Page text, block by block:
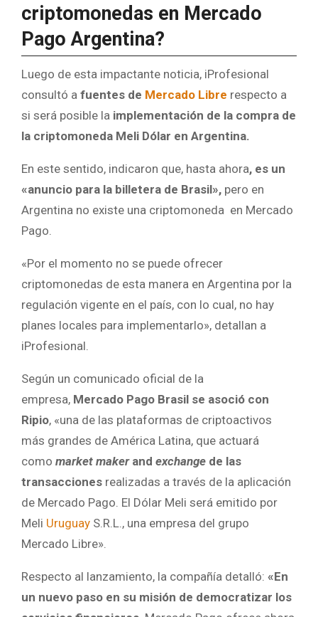
criptomonedas en Mercado
Pago Argentina?
Luego de esta impactante noticia, iProfesional
consultó a fuentes de Mercado Libre respecto a
si será posible la implementación de la compra de
la criptomoneda Meli Dólar en Argentina.
En este sentido, indicaron que, hasta ahora, es un
«anuncio para la billetera de Brasil», pero en
Argentina no existe una criptomoneda en Mercado
Pago.
«Por el momento no se puede ofrecer
criptomonedas de esta manera en Argentina por la
regulación vigente en el país, con lo cual, no hay
planes locales para implementarlo», detallan a
iProfesional.
Según un comunicado oficial de la
empresa, Mercado Pago Brasil se asoció con
Ripio, «una de las plataformas de criptoactivos
más grandes de América Latina, que actuará
como market makerand exchange de las
transacciones realizadas a través de la aplicación
de Mercado Pago. El Dólar Meli será emitido por
Meli Uruguay S.R.L., una empresa del grupo
Mercado Libre».
Respecto al lanzamiento, la compañía detalló: «En
un nuevo paso en su misión de democratizar los